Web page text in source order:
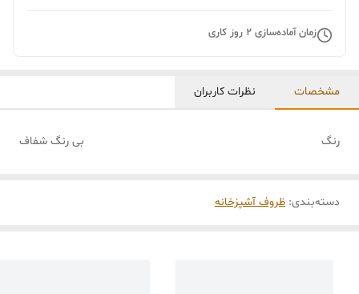
زمان آماده‌سازی 2 روز کاری
مشخصات نظرات کاربران
رنگ بی رنگ شفاف
دسته‌بندی: ظروف آشپزخانه